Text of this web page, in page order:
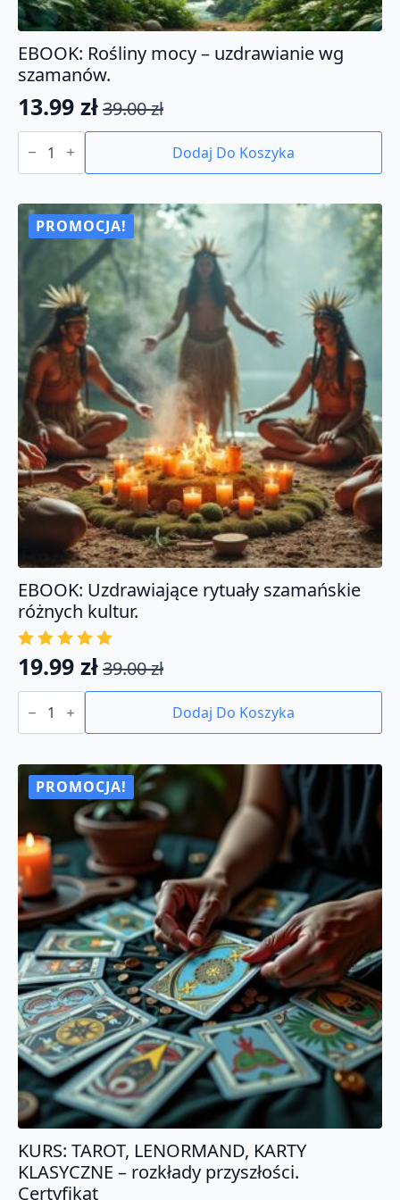
EBOOK: Rośliny mocy – uzdrawianie wg
szamanów.
39.00zł
Pierwotna
cena
wynosiła:
39.00 zł.
13.99 zł
Aktualna
cena
wynosi:
13.99 zł.
ilość
EBOOK:
mocy
uzdrawianie
wg
szamanów.
Dodaj Do Koszyka
PROMOCJA!
EBOOK: Uzdrawiające rytuały szamańskie
różnych kultur.
39.00zł
Pierwotna
cena
wynosiła:
39.00 zł.
19.99 zł
Aktualna
cena
wynosi:
19.99 zł.
ilość
EBOOK:
rytuały
różnych
kultur.
Dodaj Do Koszyka
PROMOCJA!
KURS: TAROT, LENORMAND, KARTY
KLASYCZNE – rozkłady przyszłości.
Certyfikat